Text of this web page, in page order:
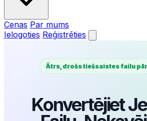
Cenas Par mums
Ielogoties Reģistrēties
Ātrs, drošs tiešsaistes failu
Konvertējiet